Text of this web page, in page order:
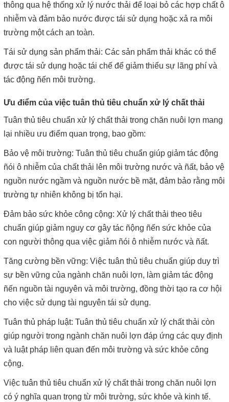
thông qua hệ thống xử lý nước thải để loại bỏ các hợp chất ô
nhiễm và đảm bảo nước được tái sử dụng hoặc xả ra môi
trường một cách an toàn.
Tái sử dụng sản phẩm thải: Các sản phẩm thải khác có thể
được tái sử dụng hoặc tái chế để giảm thiểu sự lãng phí và
tác động ñến môi trường.
Ưu điểm của việc tuân thủ tiêu chuẩn xử lý chất thải
Tuân thủ tiêu chuẩn xử lý chất thải trong chăn nuôi lợn mang
lại nhiều ưu điểm quan trọng, bao gồm:
Bảo vệ môi trường: Tuân thủ tiêu chuẩn giúp giảm tác động
ñói ô nhiễm của chất thải lên môi trường nước và ñất, bảo vệ
nguồn nước ngầm và nguồn nước bề mặt, đảm bảo rằng môi
trường tự nhiên không bị tổn hại.
Đảm bảo sức khỏe công cộng: Xử lý chất thải theo tiêu
chuẩn giúp giảm nguy cơ gây tác ñộng ñến sức khỏe của
con người thông qua việc giảm ñói ô nhiễm nước và ñất.
Tăng cường bền vững: Việc tuân thủ tiêu chuẩn giúp duy trì
sự bền vững của ngành chăn nuôi lợn, làm giảm tác động
ñến nguồn tài nguyên và môi trường, đồng thời tạo ra cơ hội
cho việc sử dụng tài nguyên tái sử dụng.
Tuân thủ pháp luật: Tuân thủ tiêu chuẩn xử lý chất thải còn
giúp người trong ngành chăn nuôi lợn đáp ứng các quy định
và luật pháp liên quan đến môi trường và sức khỏe công
cộng.
Việc tuân thủ tiêu chuẩn xử lý chất thải trong chăn nuôi lợn
có ý nghĩa quan trọng từ môi trường, sức khỏe và kinh tế.